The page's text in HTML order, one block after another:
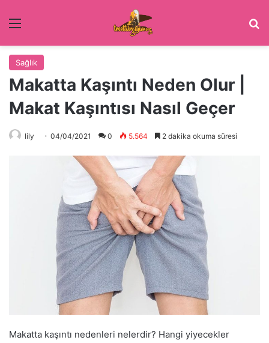
Menü
Sağlık
Makatta Kaşıntı Neden Olur |
Makat Kaşıntısı Nasıl Geçer
lily 04/04/2021 0 5.564 2 dakika okuma süresi
Makatta kaşıntı nedenleri nelerdir? Hangi yiyecekler